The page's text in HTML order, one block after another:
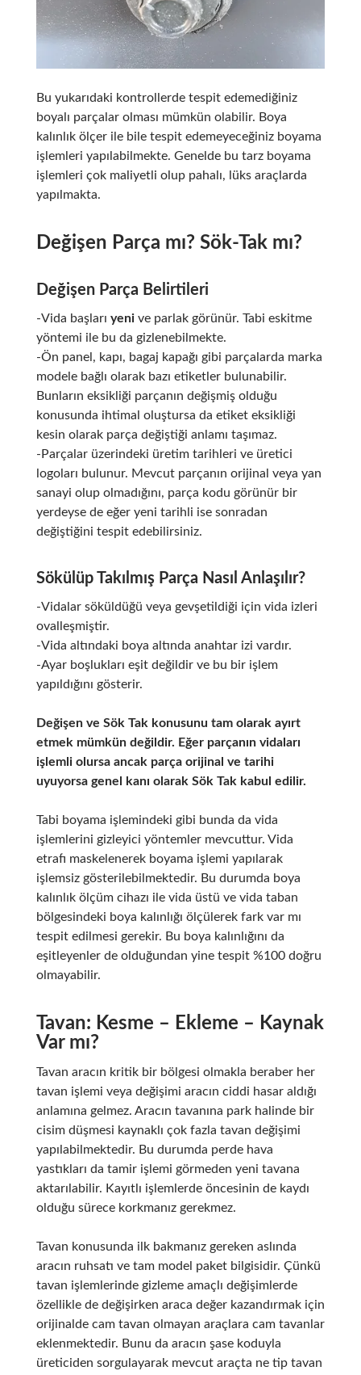
Bu yukarıdaki kontrollerde tespit edemediğiniz
boyalı parçalar olması mümkün olabilir. Boya
kalınlık ölçer ile bile tespit edemeyeceğiniz boyama
işlemleri yapılabilmekte. Genelde bu tarz boyama
işlemleri çok maliyetli olup pahalı, lüks araçlarda
yapılmakta.
Değişen Parça mı? Sök-Tak mı?
Değişen Parça Belirtileri
-Vida başları yenive parlak görünür. Tabi eskitme
yöntemi ile bu da gizlenebilmekte.
-Ön panel, kapı, bagaj kapağı gibi parçalarda marka
modele bağlı olarak bazı etiketler bulunabilir.
Bunların eksikliği parçanın değişmiş olduğu
konusunda ihtimal oluştursa da etiket eksikliği
kesin olarak parça değiştiği anlamı taşımaz.
-Parçalar üzerindeki üretim tarihleri ve üretici
logoları bulunur. Mevcut parçanın orijinal veya yan
sanayi olup olmadığını, parça kodu görünür bir
yerdeyse de eğer yeni tarihli ise sonradan
değiştiğini tespit edebilirsiniz.
Sökülüp Takılmış Parça Nasıl Anlaşılır?
-Vidalar söküldüğü veya gevşetildiği için vida izleri
ovalleşmiştir.
-Vida altındaki boya altında anahtar izi vardır.
-Ayar boşlukları eşit değildir ve bu bir işlem
yapıldığını gösterir.
Değişen ve Sök Tak konusunu tam olarak ayırt
etmek mümkün değildir. Eğer parçanın vidaları
işlemli olursa ancak parça orijinal ve tarihi
uyuyorsa genel kanı olarak Sök Tak kabul edilir.
Tabi boyama işlemindeki gibi bunda da vida
işlemlerini gizleyici yöntemler mevcuttur. Vida
etrafı maskelenerek boyama işlemi yapılarak
işlemsiz gösterilebilmektedir. Bu durumda boya
kalınlık ölçüm cihazı ile vida üstü ve vida taban
bölgesindeki boya kalınlığı ölçülerek fark var mı
tespit edilmesi gerekir. Bu boya kalınlığını da
eşitleyenler de olduğundan yine tespit %100 doğru
olmayabilir.
Tavan: Kesme – Ekleme – Kaynak
Var mı?
Tavan aracın kritik bir bölgesi olmakla beraber her
tavan işlemi veya değişimi aracın ciddi hasar aldığı
anlamına gelmez. Aracın tavanına park halinde bir
cisim düşmesi kaynaklı çok fazla tavan değişimi
yapılabilmektedir. Bu durumda perde hava
yastıkları da tamir işlemi görmeden yeni tavana
aktarılabilir. Kayıtlı işlemlerde öncesinin de kaydı
olduğu sürece korkmanız gerekmez.
Tavan konusunda ilk bakmanız gereken aslında
aracın ruhsatı ve tam model paket bilgisidir. Çünkü
tavan işlemlerinde gizleme amaçlı değişimlerde
özellikle de değişirken araca değer kazandırmak için
orijinalde cam tavan olmayan araçlara cam tavanlar
eklenmektedir. Bunu da aracın şase koduyla
üreticiden sorgulayarak mevcut araçta ne tip tavan